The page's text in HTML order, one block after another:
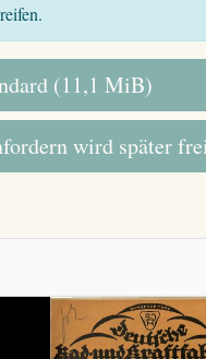
(11,1 MiB)
wird später